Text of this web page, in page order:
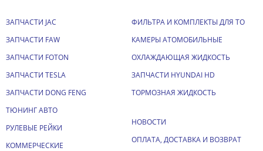
ЗАПЧАСТИ JAC
ЗАПЧАСТИ FAW
ЗАПЧАСТИ FOTON
ЗАПЧАСТИ TESLA
ЗАПЧАСТИ DONG FENG
ТЮНИНГ АВТО
РУЛЕВЫЕ РЕЙКИ
КОММЕРЧЕСКИЕ
ФИЛЬТРА И КОМПЛЕКТЫ ДЛЯ ТО
КАМЕРЫ АТОМОБИЛЬНЫЕ
ОХЛАЖДАЮЩАЯ ЖИДКОСТЬ
ЗАПЧАСТИ HYUNDAI HD
ТОРМОЗНАЯ ЖИДКОСТЬ
НОВОСТИ
ОПЛАТА, ДОСТАВКА И ВОЗВРАТ